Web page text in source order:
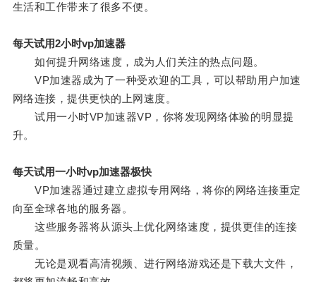
生活和工作带来了很多不便。
每天试用2小时vp加速器
如何提升网络速度，成为人们关注的热点问题。
VP加速器成为了一种受欢迎的工具，可以帮助用户加速
网络连接，提供更快的上网速度。
试用一小时VP加速器VP，你将发现网络体验的明显提
升。
每天试用一小时vp加速器极快
VP加速器通过建立虚拟专用网络，将你的网络连接重定
向至全球各地的服务器。
这些服务器将从源头上优化网络速度，提供更佳的连接
质量。
无论是观看高清视频、进行网络游戏还是下载大文件，